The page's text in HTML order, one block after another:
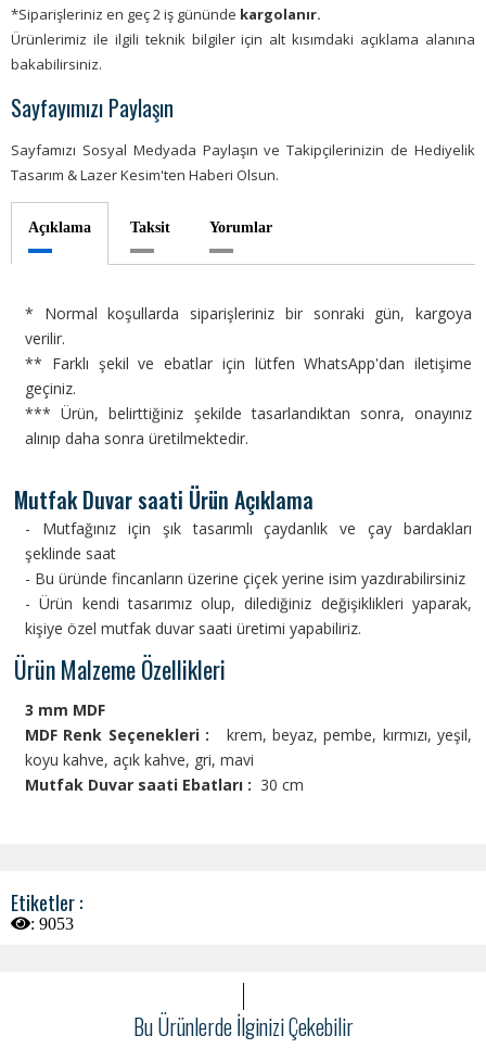
*Siparişleriniz en geç 2 iş gününde kargolanır.
Ürünlerimiz ile ilgili teknik bilgiler için alt kısımdaki açıklama alanına
bakabilirsiniz.
Sayfayımızı Paylaşın
Sayfamızı Sosyal Medyada Paylaşın ve Takipçilerinizin de Hediyelik
Tasarım & Lazer Kesim'ten Haberi Olsun.
Açıklama Taksit Yorumlar
* Normal koşullarda siparişleriniz bir sonraki gün, kargoya
verilir.
** Farklı şekil ve ebatlar için lütfen WhatsApp'dan iletişime
geçiniz.
*** Ürün, belirttiğiniz şekilde tasarlandıktan sonra, onayınız
alınıp daha sonra üretilmektedir.
Mutfak Duvar saati Ürün Açıklama
- Mutfağınız için şık tasarımlı çaydanlık ve çay bardakları
şeklinde saat
- Bu üründe fincanların üzerine çiçek yerine isim yazdırabilirsiniz
- Ürün kendi tasarımız olup, dilediğiniz değişiklikleri yaparak,
kişiye özel mutfak duvar saati üretimi yapabiliriz.
Ürün Malzeme Özellikleri
3 mm MDF
MDF Renk Seçenekleri : krem, beyaz, pembe, kırmızı, yeşil,
koyu kahve, açık kahve, gri, mavi
Mutfak Duvar saati Ebatları : 30 cm
Etiketler :
: 9053
Bu Ürünlerde İlginizi Çekebilir